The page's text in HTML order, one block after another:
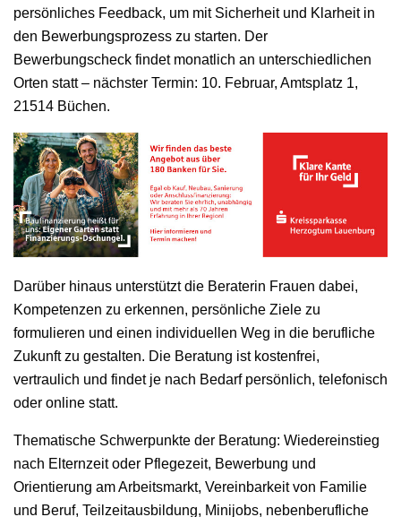
persönliches Feedback, um mit Sicherheit und Klarheit in
den Bewerbungsprozess zu starten. Der
Bewerbungscheck findet monatlich an unterschiedlichen
Orten statt – nächster Termin: 10. Februar, Amtsplatz 1,
21514 Büchen.
Darüber hinaus unterstützt die Beraterin Frauen dabei,
Kompetenzen zu erkennen, persönliche Ziele zu
formulieren und einen individuellen Weg in die berufliche
Zukunft zu gestalten. Die Beratung ist kostenfrei,
vertraulich und findet je nach Bedarf persönlich, telefonisch
oder online statt.
Thematische Schwerpunkte der Beratung: Wiedereinstieg
nach Elternzeit oder Pflegezeit, Bewerbung und
Orientierung am Arbeitsmarkt, Vereinbarkeit von Familie
und Beruf, Teilzeitausbildung, Minijobs, nebenberufliche